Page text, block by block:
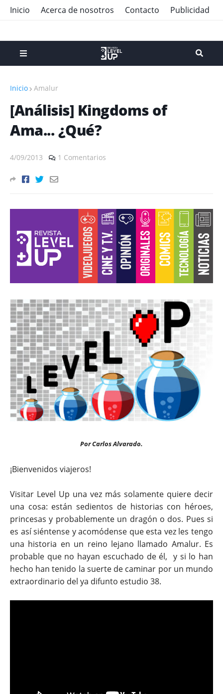
Inicio Acerca de nosotros Contacto Publicidad
Inicio Amalur
[Análisis] Kingdoms of
Ama... ¿Qué?
4/09/2013 1 Comentarios
Por Carlos Alvarado.
¡Bienvenidos viajeros!
Visitar Level Up una vez más solamente quiere decir
una cosa: están sedientos de historias con héroes,
princesas y probablemente un dragón o dos. Pues si
es así siéntense y acomódense que esta vez les tengo
una historia en un reino lejano llamado Amalur. Es
probable que no hayan escuchado de él, y si lo han
hecho han tenido la suerte de caminar por un mundo
extraordinario del ya difunto estudio 38.